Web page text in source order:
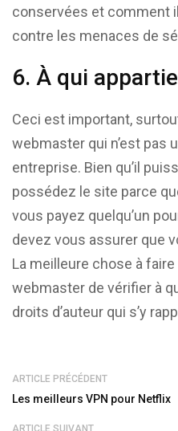
conservées et comment
contre les menaces de
6. À qui
Ceci est important,
webmaster qui n’est pas
entreprise. Bien qu’il
possédez le site parce
vous payez quelqu’un
devez vous assurer que
La meilleure chose à
webmaster de vérifier à
droits d’auteur qui s’y
ARTICLE PRÉCÉDENT
Les meilleurs VPN pour Netflix
ARTICLE SUIVANT